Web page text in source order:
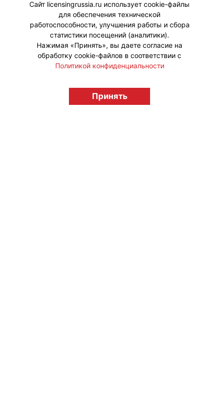
#Тренды
licensingrussia.ru, 2009-2026 12+
Сайт licensingrussia.ru использует cookie-файлы
для обеспечения технической
работоспособности, улучшения работы и сбора
статистики посещений (аналитики).
Нажимая «Принять», вы даете согласие на
обработку cookie-файлов в соответствии с
Политикой конфиденциальности
Принять